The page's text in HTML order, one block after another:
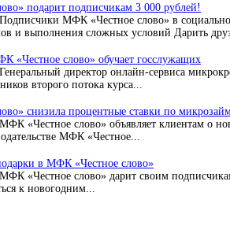
подарит подписчикам 3 000 рублей!
Подписчики МФК «Честное слово» в
и выполнения сложных условий Дарить
«Честное слово» обучает госслужащих
Генеральный директор онлайн-сервиса
второго потока курса...
снизила процентные ставки по
МФК «Честное слово» объявляет клиентам о
МФК «Честное...
в МФК «Честное слово»
МФК «Честное слово» дарит своим
к новогодним...